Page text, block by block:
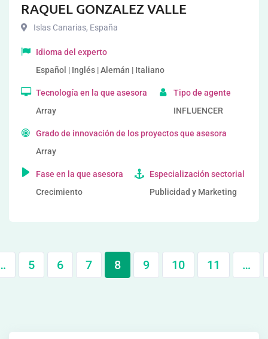
RAQUEL GONZALEZ VALLE
Islas Canarias, España
Idioma del experto
Español | Inglés | Alemán | Italiano
Tecnología en la que asesora
Array
Tipo de agente
INFLUENCER
Grado de innovación de los proyectos que asesora
Array
Fase en la que asesora
Crecimiento
Especialización sectorial
Publicidad y Marketing
5 6 7 8 9 10 11 …